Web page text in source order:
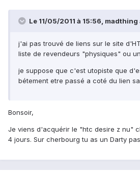
Le 11/05/2011 à 15:56, madthing
j'ai pas trouvé de liens sur le site
liste de revendeurs "physiques" ou
je suppose que c'est utopiste que
bétement etre passé a coté du lien
Bonsoir,
Je viens d'acquérir le "htc desire z nu"
4 jours. Sur cherbourg tu as un Darty